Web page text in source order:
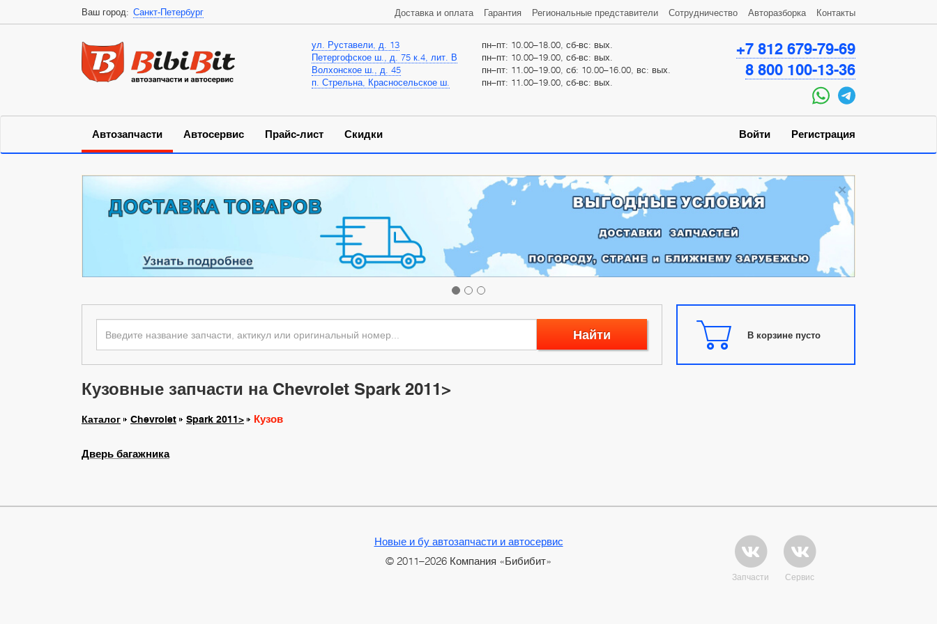
Ваш город: Санкт-Петербург
ул. Руставели, д. 13
пн–пт: 10.00–18.00, сб-вс: вых.
Петергофское ш., д. 75 к.4, лит. В
пн–пт: 10.00–19.00, сб-вс: вых.
Волхонское ш., д. 45
пн–пт: 11.00–19.00, сб: 10.00–16.00, вс: вых.
п. Стрельна, Красносельское ш.
пн–пт: 11.00–19.00, сб-вс: вых.
+7 812 679-79-69
8 800 100-13-36
Автозапчасти Автосервис Прайс-лист Скидки
Доставка и оплата Гарантия Региональные представители Сотрудничество Авторазборка Контакты
Войти Регистрация
×
Найти В корзине пусто
Кузовные запчасти на Chevrolet Spark 2011>
Каталог Chevrolet Spark 2011> Кузов
Дверь багажника
Новые и бу автозапчасти и автосервис
© 2011–2026 Компания «Бибибит»
Запчасти Сервис